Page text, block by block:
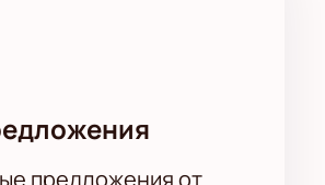
предложения от